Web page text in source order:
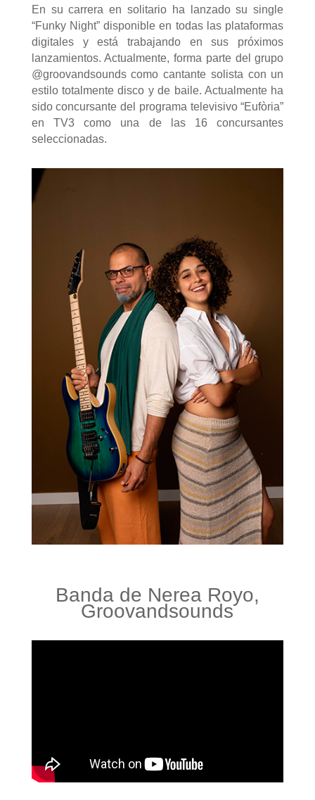
En su carrera en solitario ha lanzado su single
“Funky Night” disponible en todas las plataformas
digitales y está trabajando en sus próximos
lanzamientos. Actualmente, forma parte del grupo
@groovandsounds como cantante solista con un
estilo totalmente disco y de baile. Actualmente ha
sido concursante del programa televisivo “Eufòria”
en TV3 como una de las 16 concursantes
seleccionadas.
Banda de Nerea Royo,
Groovandsounds